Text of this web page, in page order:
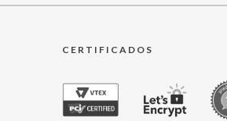
CERTIFICADOS